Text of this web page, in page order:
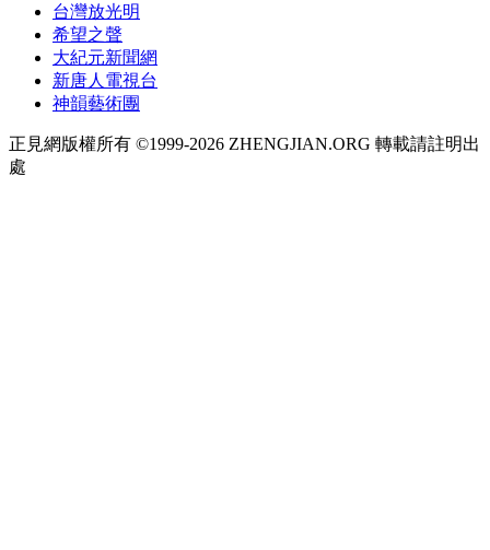
台灣放光明
希望之聲
大紀元新聞網
新唐人電視台
神韻藝術團
正見網版權所有 ©1999-2026 ZHENGJIAN.ORG 轉載請註明出
處